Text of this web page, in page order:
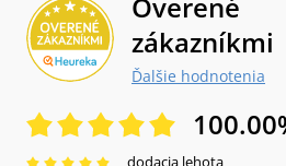
Overené
zákazníkmi
Ďalšie hodnotenia
100.00
dodacia lehota